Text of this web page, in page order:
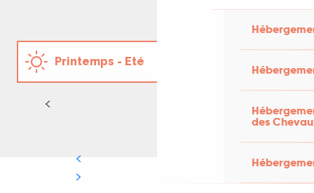
des
Printemps - Eté
Notre week-end sans voiture à
Figeac